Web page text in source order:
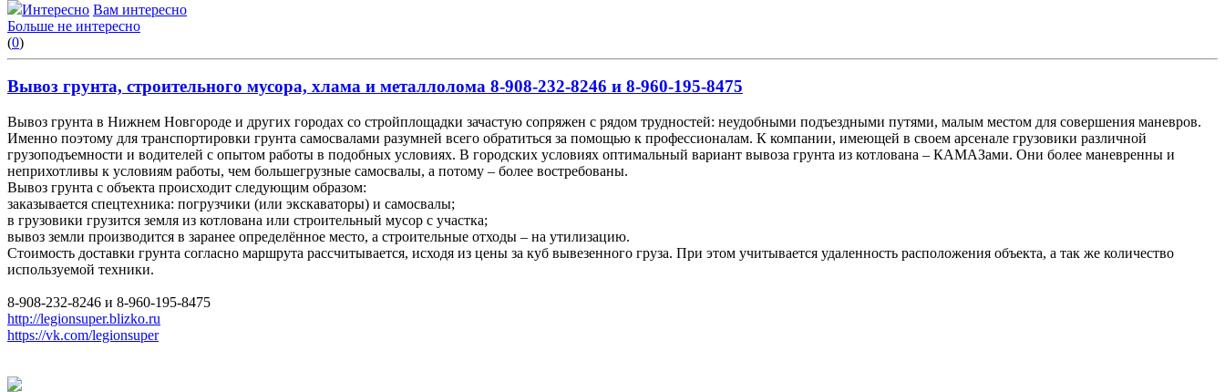
Интересно Вам интересно
Больше не интересно
(0)
Вывоз грунта, строительного мусора, хлама и металлолома 8-908-232-8246 и 8-960-195-8475
Вывоз грунта в Нижнем Новгороде и других городах со стройплощадки зачастую сопряжен с рядом трудностей: неудобными подъездными путями, малым местом для совершения маневров.
Именно поэтому для транспортировки грунта самосвалами разумней всего обратиться за помощью к профессионалам. К компании, имеющей в своем арсенале грузовики различной
грузоподъемности и водителей с опытом работы в подобных условиях. В городских условиях оптимальный вариант вывоза грунта из котлована – КАМАЗами. Они более маневренны и
неприхотливы к условиям работы, чем большегрузные самосвалы, а потому – более востребованы.
Вывоз грунта с объекта происходит следующим образом:
заказывается спецтехника: погрузчики (или экскаваторы) и самосвалы;
в грузовики грузится земля из котлована или строительный мусор с участка;
вывоз земли производится в заранее определённое место, а строительные отходы – на утилизацию.
Стоимость доставки грунта согласно маршрута рассчитывается, исходя из цены за куб вывезенного груза. При этом учитывается удаленность расположения объекта, а так же количество
используемой техники.
8-908-232-8246 и 8-960-195-8475
http://legionsuper.blizko.ru
https://vk.com/legionsuper